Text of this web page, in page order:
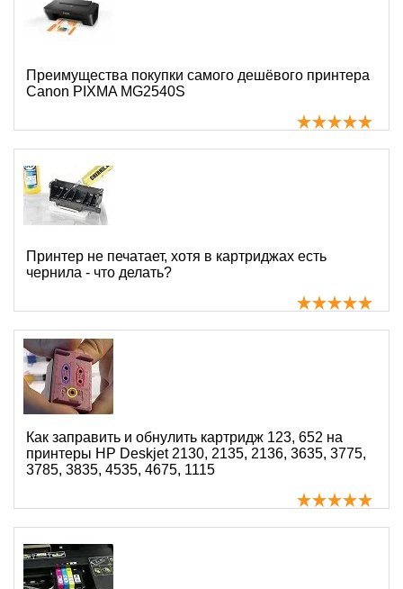
Преимущества покупки самого дешёвого принтера
Canon PIXMA MG2540S
Принтер не печатает, хотя в картриджах есть
чернила - что делать?
Как заправить и обнулить картридж 123, 652 на
принтеры HP Deskjet 2130, 2135, 2136, 3635, 3775,
3785, 3835, 4535, 4675, 1115